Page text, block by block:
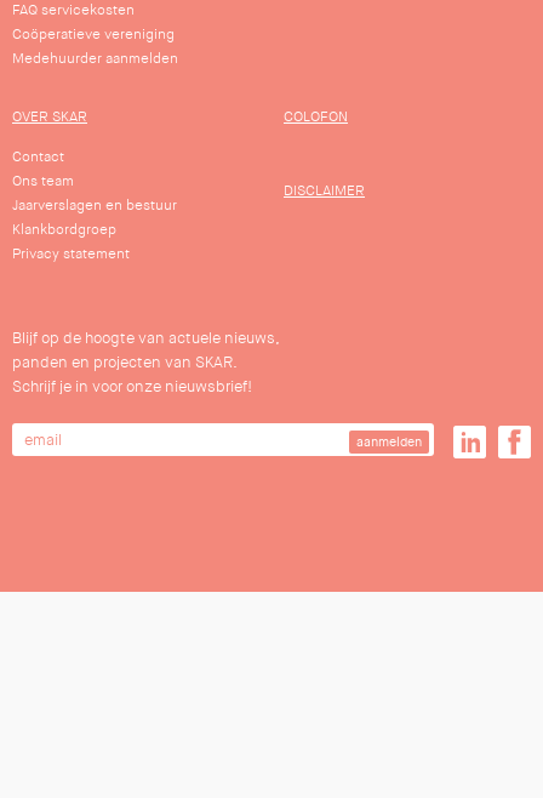
FAQ servicekosten
Coöperatieve vereniging
Medehuurder aanmelden
OVER SKAR
Contact
Ons team
Jaarverslagen en bestuur
Klankbordgroep
Privacy statement
COLOFON
DISCLAIMER
Blijf op de hoogte van actuele nieuws,
panden en projecten van SKAR.
Schrijf je in voor onze nieuwsbrief!